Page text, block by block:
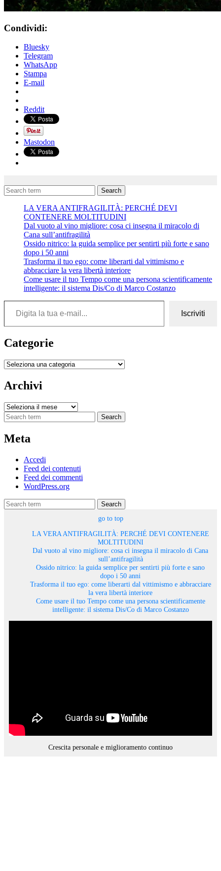
Condividi:
Bluesky
Telegram
WhatsApp
Stampa
E-mail
Reddit
Mastodon
Search
LA VERA ANTIFRAGILITÀ: PERCHÉ DEVI
CONTENERE MOLTITUDINI
Dal vuoto al vino migliore: cosa ci insegna il miracolo di
Cana sull’antifragilità
Ossido nitrico: la guida semplice per sentirti più forte e sano
dopo i 50 anni
Trasforma il tuo ego: come liberarti dal vittimismo e
abbracciare la vera libertà interiore
Come usare il tuo Tempo come una persona scientificamente
intelligente: il sistema Dis/Co di Marco Costanzo
Digita la tua e-mail...
Iscriviti
Categorie
Categorie
Archivi
Archivi
Search
Meta
Accedi
Feed dei contenuti
Feed dei commenti
WordPress.org
Search
go to top
LA VERA ANTIFRAGILITÀ: PERCHÉ DEVI CONTENERE
MOLTITUDINI
Dal vuoto al vino migliore: cosa ci insegna il miracolo di Cana
sull’antifragilità
Ossido nitrico: la guida semplice per sentirti più forte e sano
dopo i 50 anni
Trasforma il tuo ego: come liberarti dal vittimismo e abbracciare
la vera libertà interiore
Come usare il tuo Tempo come una persona scientificamente
intelligente: il sistema Dis/Co di Marco Costanzo
Crescita personale e miglioramento continuo